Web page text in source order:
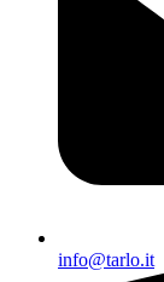
info@tarlo.it